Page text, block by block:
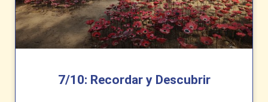
7/10: Recordar y Descubrir